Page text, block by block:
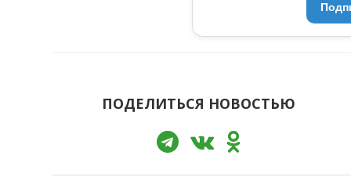
ПОДЕЛИТЬСЯ НОВОСТЬЮ